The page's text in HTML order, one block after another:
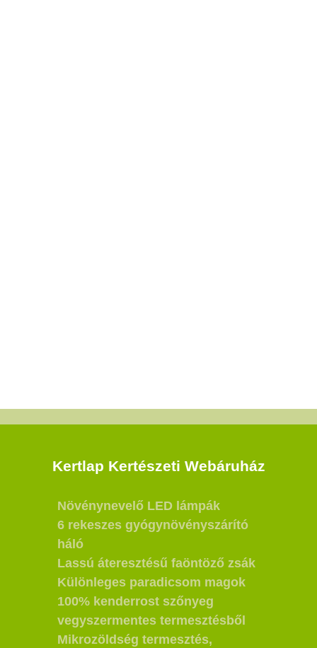
Kertlap Kertészeti Webáruház
Növénynevelő LED lámpák
6 rekeszes gyógynövényszárító
háló
Lassú áteresztésű faöntöző zsák
Különleges paradicsom magok
100% kenderrost szőnyeg
vegyszermentes termesztésből
Mikrozöldség termesztés,